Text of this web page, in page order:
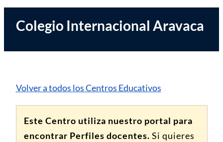
Colegio Internacional Aravaca
Volver a todos los Centros Educativos
Este Centro utiliza nuestro portal para
encontrar Perfiles docentes. Si quieres